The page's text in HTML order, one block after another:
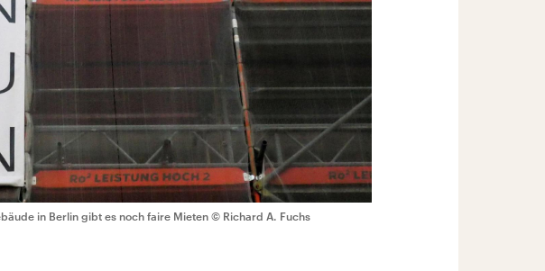
in Berlin gibt es noch faire Mieten © Richard A. Fuchs